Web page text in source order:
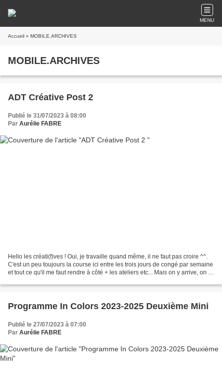
MENU
Accueil » MOBILE.ARCHIVES
MOBILE.ARCHIVES
ADT Créative Post 2
Publié le 31/07/2023 à 08:00
Par Aurélie FABRE
Hello les créati(f)ves ! Oui, je travaille quand même, il ne faut pas croire ^^.
C'est un peu toujours la course ici entre les trois jours de congé par semaine
et tout ce qu'il me faut rendre à côté + les ateliers etc... Mais on y arrive, on y
Programme In Colors 2023-2025 Deuxième Mini
Publié le 27/07/2023 à 07:00
Par Aurélie FABRE